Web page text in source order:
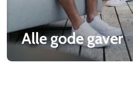
l
Alle gode gaver